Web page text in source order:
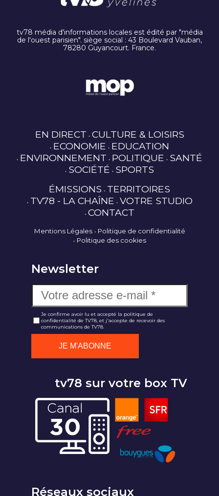
tv78 média d'informations locales est édité par "média
de l'ouest parisien". siège social : 43 Boulevard Vauban,
78280 Guyancourt. France.
EN DIRECT CULTURE & LOISIRS
ECONOMIE EDUCATION
ENVIRONNEMENT POLITIQUE SANTÉ
SOCIÉTÉ SPORTS
ÉMISSIONS TERRITOIRES
TV78 - LA CHAÎNE VOTRE STUDIO
CONTACT
Mentions Légales
Politique de confidentialité
Politique des cookies
Newsletter
Je confirme avoir lu et accepté la politique de
confidentialité de TV78, et j'accepte de recevoir des
communications de TV78.
tv78 sur votre box TV
Réseaux sociaux